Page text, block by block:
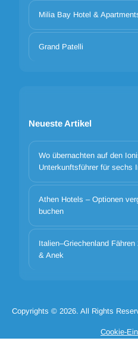
Milia Bay Hotel &
Grand Patelli
Neueste Artikel
Wo übernachten auf den
Unterkunftsführer für sechs
Athen Hotels – Optionen
buchen
Italien–Griechenland
& Anek
Copyrights © 2026. All Rights
Cookie-
Cookie-Banner-Titel
We use cookies to improve your
categories to allow. Essential
core functionality.
Notwendige Cookie-Katze